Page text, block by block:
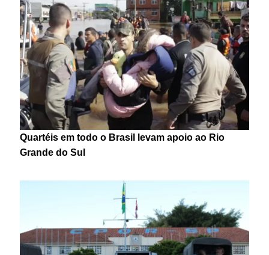
Quartéis em todo o Brasil levam apoio ao Rio
Grande do Sul